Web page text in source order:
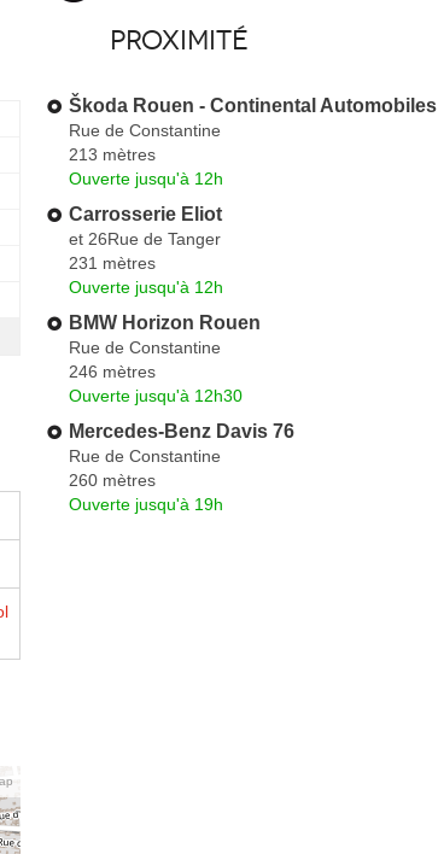
proximité
Škoda Rouen - Continental Automobiles
Rue de Constantine
213 mètres
Ouverte jusqu'à 12h
Carrosserie Eliot
et 26Rue de Tanger
231 mètres
Ouverte jusqu'à 12h
BMW Horizon Rouen
Rue de Constantine
246 mètres
Ouverte jusqu'à 12h30
Mercedes-Benz Davis 76
Rue de Constantine
260 mètres
Ouverte jusqu'à 19h